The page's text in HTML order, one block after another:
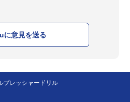
に意見を送る
プレッシャードリル